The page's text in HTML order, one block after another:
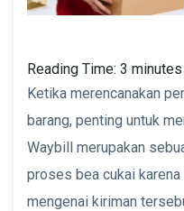
Reading Time: 3 minutes
Ketika merencanakan
barang, penting untuk
Waybill merupakan
proses bea cukai
mengenai kiriman